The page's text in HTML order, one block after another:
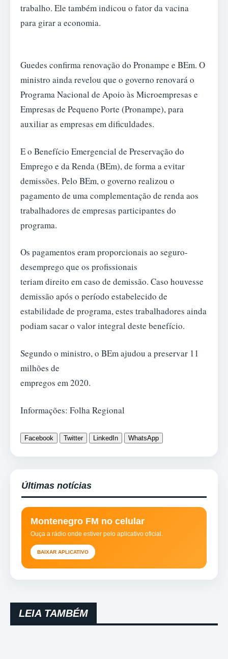
trabalho. Ele também indicou o fator da vacina
para girar a economia.
Guedes confirma renovação do Pronampe e BEm. O
ministro ainda revelou que o governo renovará o
Programa Nacional de Apoio às Microempresas e
Empresas de Pequeno Porte (Pronampe), para
auxiliar as empresas em dificuldades.
E o Benefício Emergencial de Preservação do
Emprego e da Renda (BEm), de forma a evitar
demissões. Pelo BEm, o governo realizou o
pagamento de uma complementação de renda aos
trabalhadores de empresas participantes do
programa.
Os pagamentos eram proporcionais ao seguro-
desemprego que os profissionais
teriam direito em caso de demissão. Caso houvesse
demissão após o período estabelecido de
estabilidade de programa, estes trabalhadores ainda
podiam sacar o valor integral deste benefício.
Segundo o ministro, o BEm ajudou a preservar 11
milhões de
empregos em 2020.
Informações: Folha Regional
Facebook Twitter LinkedIn WhatsApp
Últimas notícias
Montenegro FM no celular
Ouça a rádio onde estiver pelo aplicativo oficial.
BAIXAR APLICATIVO
LEIA TAMBÉM